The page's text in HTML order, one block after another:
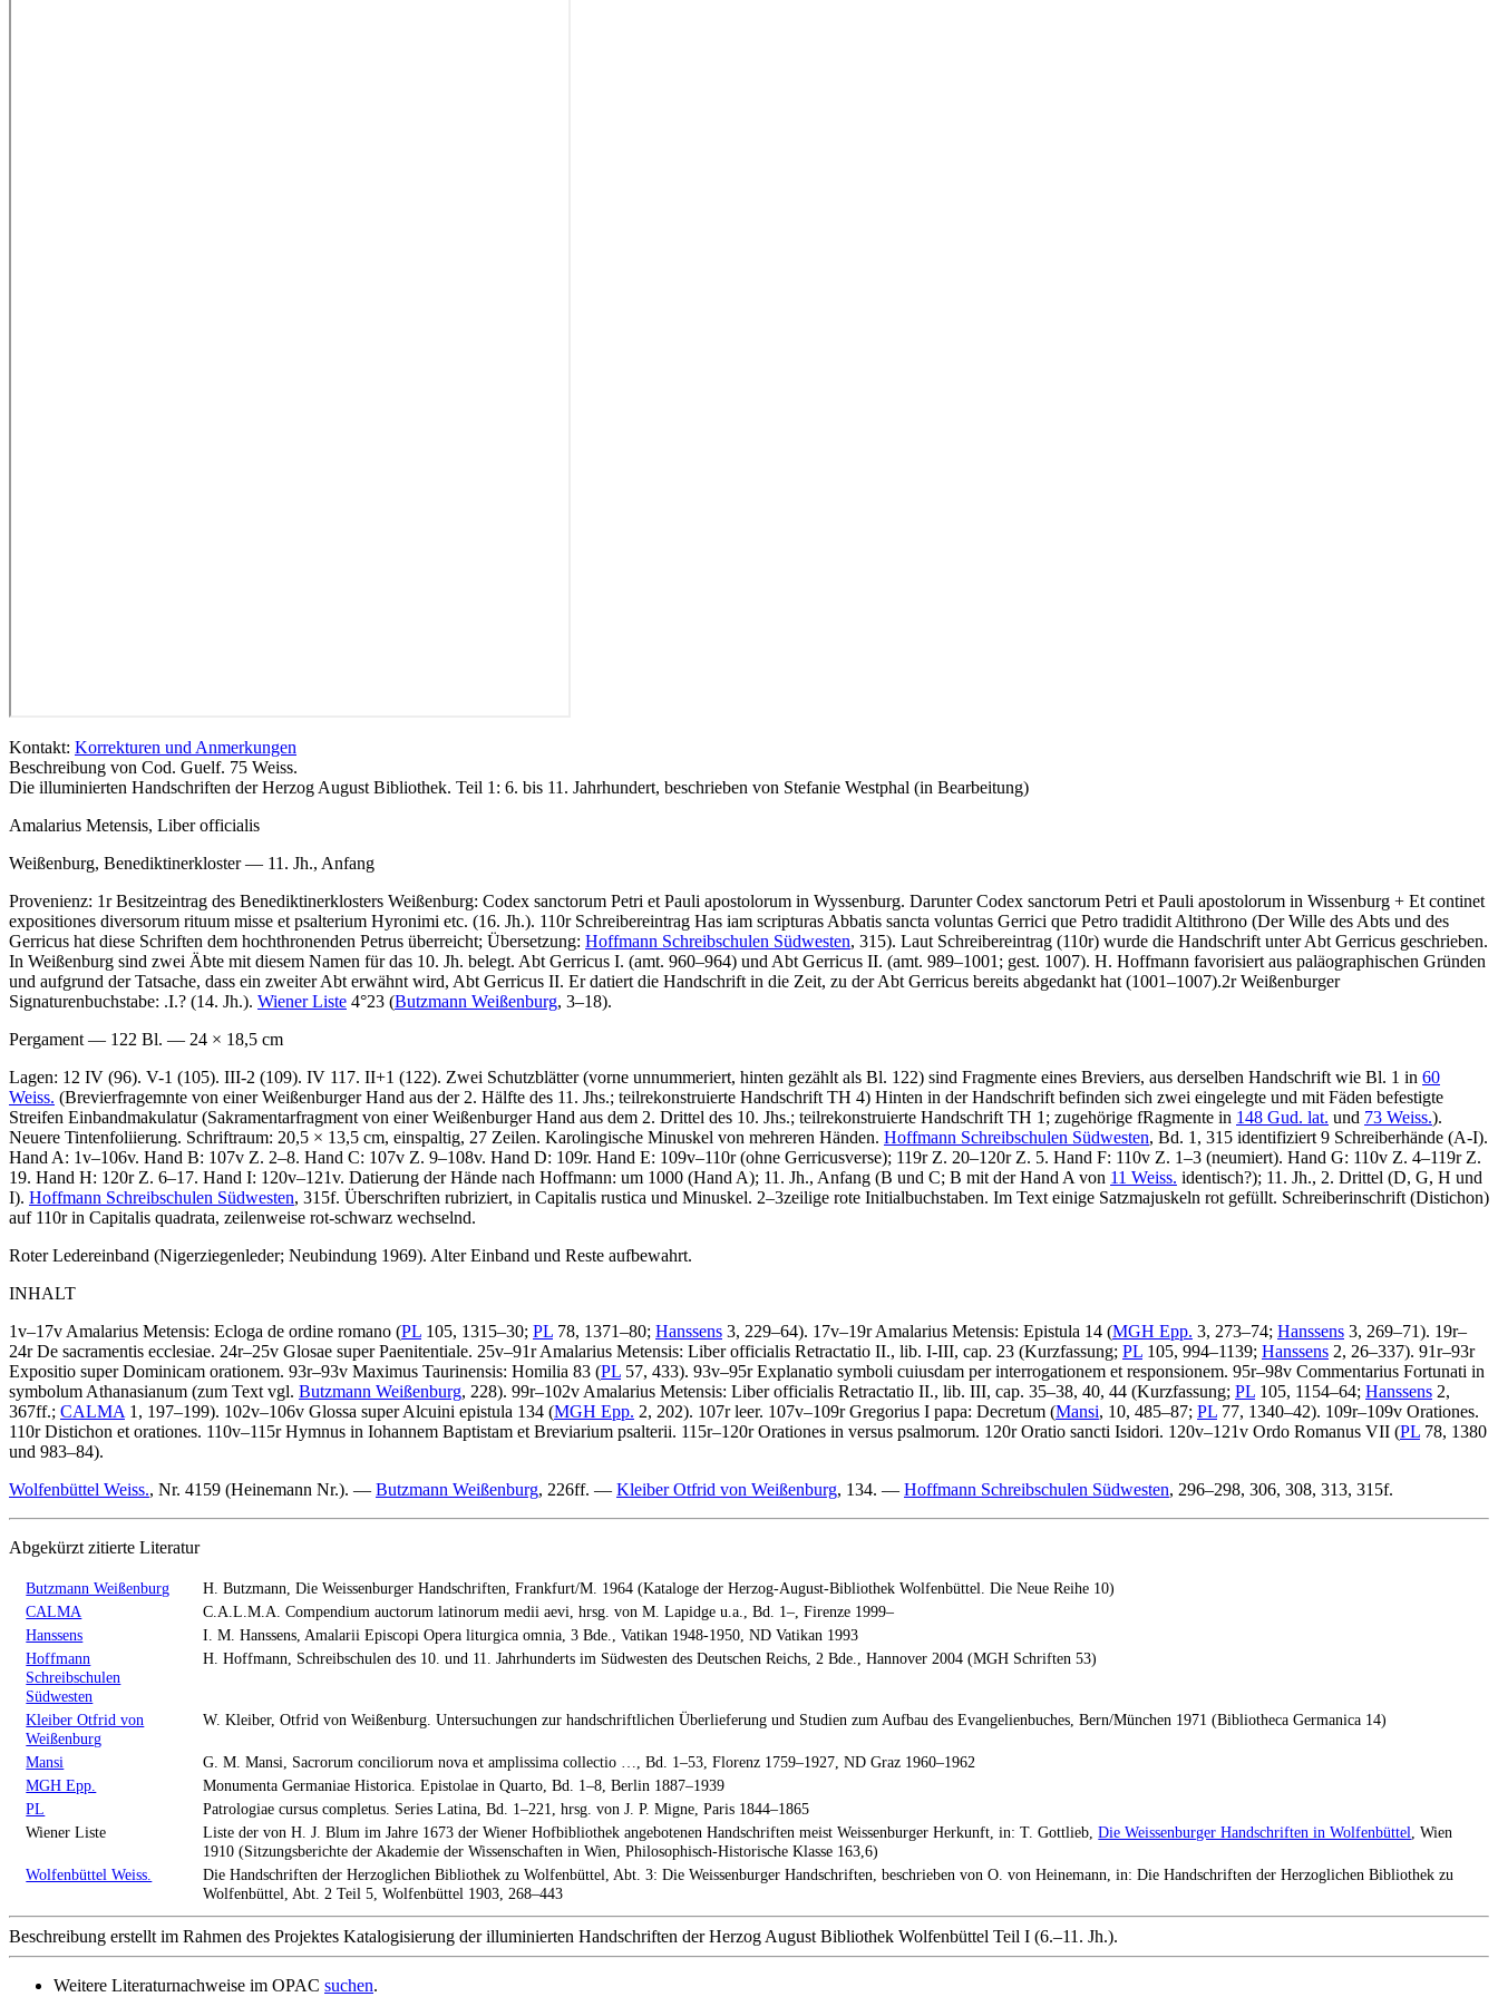
Kontakt: Korrekturen und Anmerkungen
Beschreibung von Cod. Guelf. 75 Weiss.
Die illuminierten Handschriften der Herzog August Bibliothek. Teil 1: 6. bis 11. Jahrhundert, beschrieben von Stefanie Westphal (in Bearbeitung)
Amalarius Metensis, Liber officialis
Weißenburg, Benediktinerkloster — 11. Jh., Anfang
Provenienz: 1r Besitzeintrag des Benediktinerklosters Weißenburg: Codex sanctorum Petri et Pauli apostolorum in Wyssenburg. DarunterCodex sanctorum Petri et Pauli apostolorum in Wissenburg + Et continet
expositiones diversorum rituum misse et psalterium Hyronimi etc. (16. Jh.). 110r Schreibereintrag Has iam scripturas Abbatis sancta voluntas Gerrici que Petro tradidit Altithrono (Der Wille des Abts und des
Gerricus hat diese Schriften dem hochthronenden Petrus überreicht; Übersetzung: Hoffmann Schreibschulen Südwesten, 315). Laut Schreibereintrag (110r) wurde die Handschrift unter Abt Gerricus geschrieben.
In Weißenburg sind zwei Äbte mit diesem Namen für das 10. Jh. belegt. Abt Gerricus I. (amt. 960–964) und Abt Gerricus II. (amt. 989–1001; gest. 1007). H. Hoffmann favorisiert aus paläographischen Gründen
und aufgrund der Tatsache, dass ein zweiter Abt erwähnt wird, Abt Gerricus II. Er datiert die Handschrift in die Zeit, zu der Abt Gerricus bereits abgedankt hat (1001–1007).2r Weißenburger
Signaturenbuchstabe: .I.? (14. Jh.). Wiener Liste 4°23 (Butzmann Weißenburg, 3–18).
Pergament — 122 Bl. — 24 × 18,5 cm
Lagen: 12 IV (96). V-1 (105). III-2 (109). IV 117. II+1 (122). Zwei Schutzblätter (vorne unnummeriert, hinten gezählt als Bl. 122) sind Fragmente eines Breviers, aus derselben Handschrift wie Bl. 1 in 60
Weiss. (Brevierfragemnte von einer Weißenburger Hand aus der 2. Hälfte des 11. Jhs.; teilrekonstruierte Handschrift TH 4) Hinten in der Handschrift befinden sich zwei eingelegte und mit Fäden befestigte
Streifen Einbandmakulatur (Sakramentarfragment von einer Weißenburger Hand aus dem 2. Drittel des 10. Jhs.; teilrekonstruierte Handschrift TH 1; zugehörige fRagmente in 148 Gud. lat. und 73 Weiss.).
Neuere Tintenfoliierung. Schriftraum: 20,5 × 13,5 cm, einspaltig, 27 Zeilen. Karolingische Minuskel von mehreren Händen. Hoffmann Schreibschulen Südwesten, Bd. 1, 315 identifiziert 9 Schreiberhände (A-I).
Hand A: 1v–106v. Hand B: 107v Z. 2–8. Hand C: 107v Z. 9–108v. Hand D: 109r. Hand E: 109v–110r (ohne Gerricusverse); 119r Z. 20–120r Z. 5. Hand F: 110v Z. 1–3 (neumiert). Hand G: 110v Z. 4–119r Z.
19. Hand H: 120r Z. 6–17. Hand I: 120v–121v. Datierung der Hände nach Hoffmann: um 1000 (Hand A); 11. Jh., Anfang (B und C; B mit der Hand A von 11 Weiss. identisch?); 11. Jh., 2. Drittel (D, G, H und
I). Hoffmann Schreibschulen Südwesten, 315f. Überschriften rubriziert, in Capitalis rustica und Minuskel. 2–3zeilige rote Initialbuchstaben. Im Text einige Satzmajuskeln rot gefüllt. Schreiberinschrift (Distichon)
auf 110r in Capitalis quadrata, zeilenweise rot-schwarz wechselnd.
Roter Ledereinband (Nigerziegenleder; Neubindung 1969). Alter Einband und Reste aufbewahrt.
INHALT
1v–17v Amalarius Metensis: Ecloga de ordine romano (PL 105, 1315–30; PL 78, 1371–80; Hanssens 3, 229–64). 17v–19rAmalarius Metensis: Epistula 14 (MGH Epp. 3, 273–74; Hanssens 3, 269–71). 19r–
24rDe sacramentis ecclesiae. 24r–25v Glosae super Paenitentiale. 25v–91rAmalarius Metensis: Liber officialis Retractatio II., lib. I-III, cap. 23 (Kurzfassung; PL 105, 994–1139; Hanssens 2, 26–337). 91r–93r
Expositio super Dominicam orationem. 93r–93v Maximus Taurinensis: Homilia 83 (PL 57, 433). 93v–95r Explanatio symboli cuiusdam per interrogationem et responsionem. 95r–98v Commentarius Fortunati in
symbolum Athanasianum (zum Text vgl. Butzmann Weißenburg, 228). 99r–102v Amalarius Metensis: Liber officialis Retractatio II., lib. III, cap. 35–38, 40, 44 (Kurzfassung; PL 105, 1154–64; Hanssens 2,
367ff.; CALMA 1, 197–199). 102v–106v Glossa super Alcuini epistula 134 (MGH Epp. 2, 202). 107r leer. 107v–109rGregorius I papa: Decretum (Mansi, 10, 485–87; PL 77, 1340–42). 109r–109v Orationes.
110r Distichon et orationes. 110v–115r Hymnus in Iohannem Baptistam et Breviarium psalterii. 115r–120r Orationes in versus psalmorum. 120r Oratio sancti Isidori. 120v–121v Ordo Romanus VII (PL 78, 1380
und 983–84).
Wolfenbüttel Weiss., Nr. 4159 (Heinemann Nr.). — Butzmann Weißenburg, 226ff. — Kleiber Otfrid von Weißenburg, 134. — Hoffmann Schreibschulen Südwesten, 296–298, 306, 308, 313, 315f.
Abgekürzt zitierte Literatur
Butzmann Weißenburg
H. Butzmann, Die Weissenburger Handschriften, Frankfurt/M. 1964 (Kataloge der Herzog-August-Bibliothek Wolfenbüttel. Die Neue Reihe 10)
CALMA
C.A.L.M.A. Compendium auctorum latinorum medii aevi, hrsg. von M. Lapidge u.a., Bd. 1–, Firenze 1999–
Hanssens
I. M. Hanssens, Amalarii Episcopi Opera liturgica omnia, 3 Bde., Vatikan 1948-1950, ND Vatikan 1993
Hoffmann
Schreibschulen
Südwesten
H. Hoffmann, Schreibschulen des 10. und 11. Jahrhunderts im Südwesten des Deutschen Reichs, 2 Bde., Hannover 2004 (MGH Schriften 53)
Kleiber Otfrid von
Weißenburg
W. Kleiber, Otfrid von Weißenburg. Untersuchungen zur handschriftlichen Überlieferung und Studien zum Aufbau des Evangelienbuches, Bern/München 1971 (Bibliotheca Germanica 14)
Mansi
G. M. Mansi, Sacrorum conciliorum nova et amplissima collectio …, Bd. 1–53, Florenz 1759–1927, ND Graz 1960–1962
MGH Epp.
Monumenta Germaniae Historica. Epistolae in Quarto, Bd. 1–8, Berlin 1887–1939
PL
Patrologiae cursus completus. Series Latina, Bd. 1–221, hrsg. von J. P. Migne, Paris 1844–1865
Wiener Liste
Liste der von H. J. Blum im Jahre 1673 der Wiener Hofbibliothek angebotenen Handschriften meist Weissenburger Herkunft, in: T. Gottlieb,Die Weissenburger Handschriften in Wolfenbüttel , Wien
1910 (Sitzungsberichte der Akademie der Wissenschaften in Wien, Philosophisch-Historische Klasse 163,6)
Wolfenbüttel Weiss.
Die Handschriften der Herzoglichen Bibliothek zu Wolfenbüttel, Abt. 3: Die Weissenburger Handschriften, beschrieben von O. von Heinemann, in: Die Handschriften der Herzoglichen Bibliothek zu
Wolfenbüttel, Abt. 2 Teil 5, Wolfenbüttel 1903, 268–443
Beschreibung erstellt im Rahmen des Projektes Katalogisierung der illuminierten Handschriften der Herzog August Bibliothek Wolfenbüttel Teil I (6.–11. Jh.).
Weitere Literaturnachweise im OPAC suchen.